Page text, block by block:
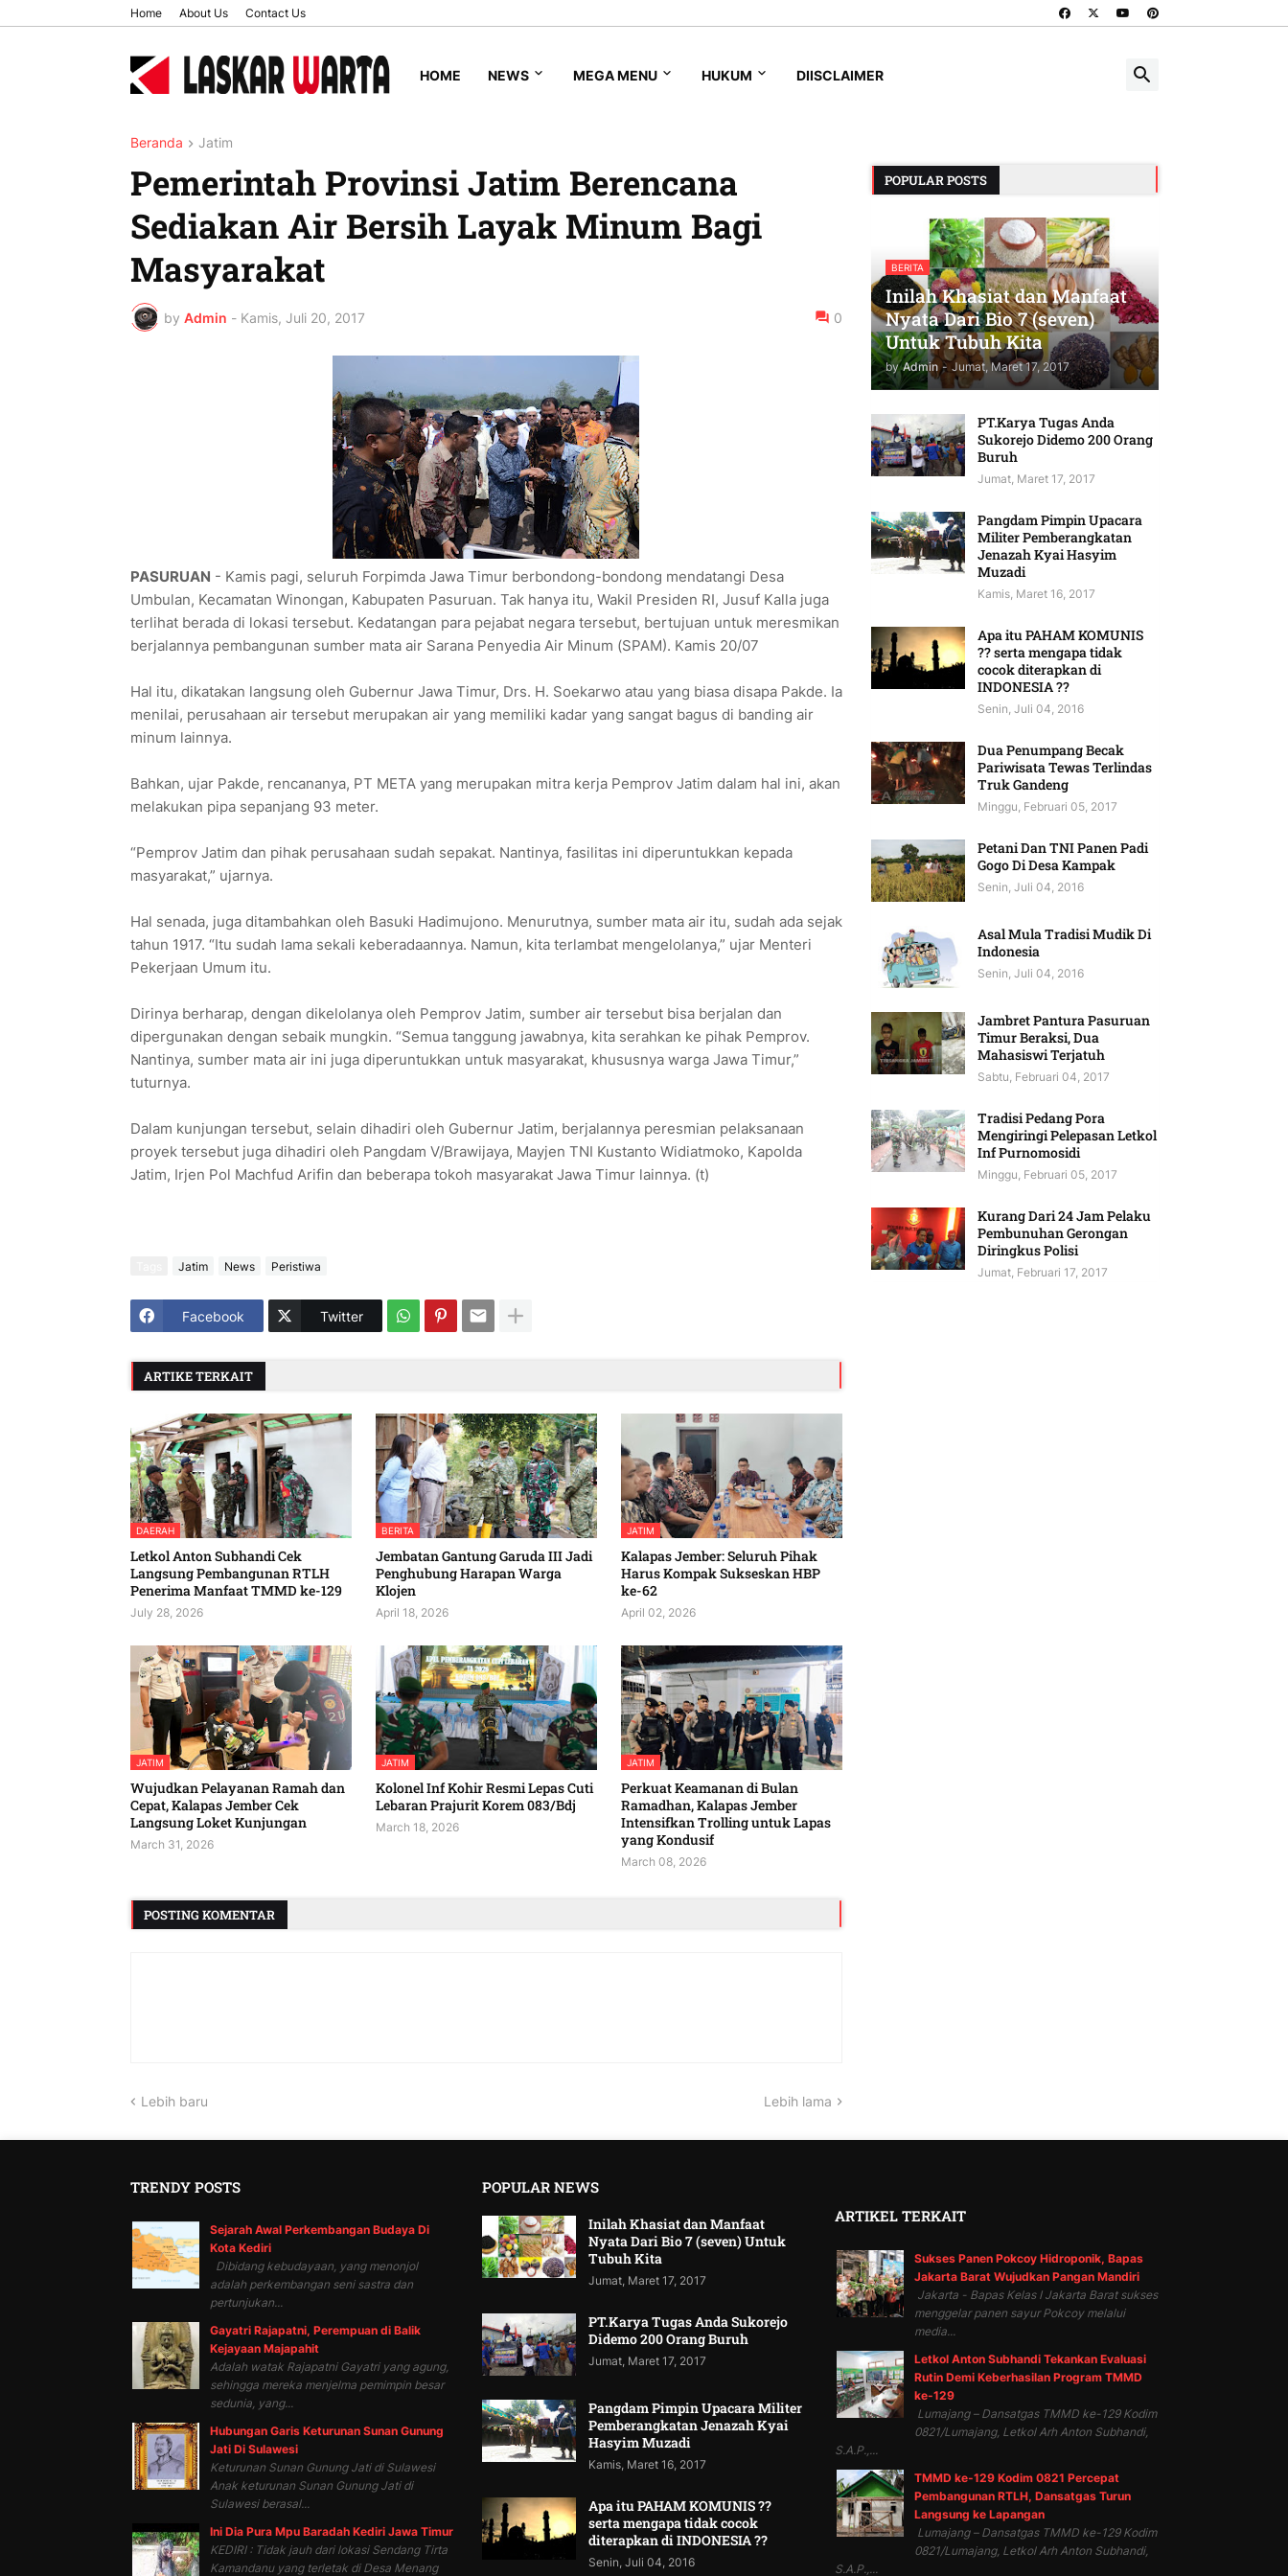
Home About Us Contact Us
HOME NEWS MEGA MENU HUKUM DIISCLAIMER
Beranda Jatim
Pemerintah Provinsi Jatim Berencana
Sediakan Air Bersih Layak Minum Bagi
Masyarakat
by Admin - Kamis, Juli 20, 2017 0
PASURUAN - Kamis pagi, seluruh Forpimda Jawa Timur berbondong-bondong mendatangi Desa
Umbulan, Kecamatan Winongan, Kabupaten Pasuruan. Tak hanya itu, Wakil Presiden RI, Jusuf Kalla juga
terlihat berada di lokasi tersebut. Kedatangan para pejabat negara tersebut, bertujuan untuk meresmikan
berjalannya pembangunan sumber mata air Sarana Penyedia Air Minum (SPAM). Kamis 20/07
Hal itu, dikatakan langsung oleh Gubernur Jawa Timur, Drs. H. Soekarwo atau yang biasa disapa Pakde. Ia
menilai, perusahaan air tersebut merupakan air yang memiliki kadar yang sangat bagus di banding air
minum lainnya.
Bahkan, ujar Pakde, rencananya, PT META yang merupakan mitra kerja Pemprov Jatim dalam hal ini, akan
melakukan pipa sepanjang 93 meter.
“Pemprov Jatim dan pihak perusahaan sudah sepakat. Nantinya, fasilitas ini diperuntukkan kepada
masyarakat,” ujarnya.
Hal senada, juga ditambahkan oleh Basuki Hadimujono. Menurutnya, sumber mata air itu, sudah ada sejak
tahun 1917. “Itu sudah lama sekali keberadaannya. Namun, kita terlambat mengelolanya,” ujar Menteri
Pekerjaan Umum itu.
Dirinya berharap, dengan dikelolanya oleh Pemprov Jatim, sumber air tersebut bisa berjalan dan
dipergunakan dengan sebaik mungkin. “Semua tanggung jawabnya, kita serahkan ke pihak Pemprov.
Nantinya, sumber mata air ini juga diperuntukkan untuk masyarakat, khususnya warga Jawa Timur,”
tuturnya.
Dalam kunjungan tersebut, selain dihadiri oleh Gubernur Jatim, berjalannya peresmian pelaksanaan
proyek tersebut juga dihadiri oleh Pangdam V/Brawijaya, Mayjen TNI Kustanto Widiatmoko, Kapolda
Jatim, Irjen Pol Machfud Arifin dan beberapa tokoh masyarakat Jawa Timur lainnya. (t)
Jatim News Peristiwa
Facebook Twitter
ARTIKE TERKAIT
DAERAH
Letkol Anton Subhandi Cek
Langsung Pembangunan RTLH
Penerima Manfaat TMMD ke-129
July 28, 2026
BERITA
Jembatan Gantung Garuda III Jadi
Penghubung Harapan Warga
Klojen
April 18, 2026
JATIM
Kalapas Jember: Seluruh Pihak
Harus Kompak Sukseskan HBP
ke-62
April 02, 2026
JATIM
Wujudkan Pelayanan Ramah dan
Cepat, Kalapas Jember Cek
Langsung Loket Kunjungan
March 31, 2026
JATIM
Kolonel Inf Kohir Resmi Lepas Cuti
Lebaran Prajurit Korem 083/Bdj
March 18, 2026
JATIM
Perkuat Keamanan di Bulan
Ramadhan, Kalapas Jember
Intensifkan Trolling untuk Lapas
yang Kondusif
March 08, 2026
POSTING KOMENTAR
Lebih baru Lebih lama
POPULAR POSTS
BERITA
Inilah Khasiat dan Manfaat
Nyata Dari Bio 7 (seven)
Untuk Tubuh Kita
by Admin - Jumat, Maret 17, 2017
PT.Karya Tugas Anda
Sukorejo Didemo 200 Orang
Buruh
Jumat, Maret 17, 2017
Pangdam Pimpin Upacara
Militer Pemberangkatan
Jenazah Kyai Hasyim
Muzadi
Kamis, Maret 16, 2017
Apa itu PAHAM KOMUNIS
?? serta mengapa tidak
cocok diterapkan di
INDONESIA ??
Senin, Juli 04, 2016
Dua Penumpang Becak
Pariwisata Tewas Terlindas
Truk Gandeng
Minggu, Februari 05, 2017
Petani Dan TNI Panen Padi
Gogo Di Desa Kampak
Senin, Juli 04, 2016
Asal Mula Tradisi Mudik Di
Indonesia
Senin, Juli 04, 2016
Jambret Pantura Pasuruan
Timur Beraksi, Dua
Mahasiswi Terjatuh
Sabtu, Februari 04, 2017
Tradisi Pedang Pora
Mengiringi Pelepasan Letkol
Inf Purnomosidi
Minggu, Februari 05, 2017
Kurang Dari 24 Jam Pelaku
Pembunuhan Gerongan
Diringkus Polisi
Jumat, Februari 17, 2017
TRENDY POSTS
Sejarah Awal Perkembangan Budaya Di
Kota Kediri
Dibidang kebudayaan, yang menonjol
adalah perkembangan seni sastra dan
pertunjukan...
Gayatri Rajapatni, Perempuan di Balik
Kejayaan Majapahit
Adalah watak Rajapatni Gayatri yang agung,
sehingga mereka menjelma pemimpin besar
sedunia, yang...
Hubungan Garis Keturunan Sunan Gunung
Jati Di Sulawesi
Keturunan Sunan Gunung Jati di Sulawesi
Anak keturunan Sunan Gunung Jati di
Sulawesi berasal...
Ini Dia Pura Mpu Baradah Kediri Jawa Timur
KEDIRI : Tidak jauh dari lokasi Sendang Tirta
Kamandanu yang terletak di Desa Menang
POPULAR NEWS
Inilah Khasiat dan Manfaat
Nyata Dari Bio 7 (seven) Untuk
Tubuh Kita
Jumat, Maret 17, 2017
PT.Karya Tugas Anda Sukorejo
Didemo 200 Orang Buruh
Jumat, Maret 17, 2017
Pangdam Pimpin Upacara Militer
Pemberangkatan Jenazah Kyai
Hasyim Muzadi
Kamis, Maret 16, 2017
Apa itu PAHAM KOMUNIS ??
serta mengapa tidak cocok
diterapkan di INDONESIA ??
Senin, Juli 04, 2016
ARTIKEL TERKAIT
Sukses Panen Pokcoy Hidroponik, Bapas
Jakarta Barat Wujudkan Pangan Mandiri
Jakarta - Bapas Kelas I Jakarta Barat sukses
menggelar panen sayur Pokcoy melalui
media...
Letkol Anton Subhandi Tekankan Evaluasi
Rutin Demi Keberhasilan Program TMMD
ke-129
Lumajang – Dansatgas TMMD ke-129 Kodim
0821/Lumajang, Letkol Arh Anton Subhandi,
S.A.P.,...
TMMD ke-129 Kodim 0821 Percepat
Pembangunan RTLH, Dansatgas Turun
Langsung ke Lapangan
Lumajang – Dansatgas TMMD ke-129 Kodim
0821/Lumajang, Letkol Arh Anton Subhandi,
S.A.P.,...